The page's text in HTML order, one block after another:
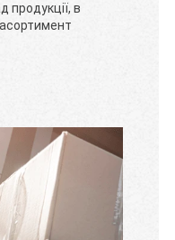
продукції, в